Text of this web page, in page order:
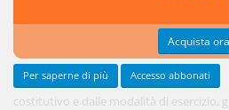
costitutivo e dalle modalità di esercizio,
Acquista ora
Per saperne di più Accesso abbonati